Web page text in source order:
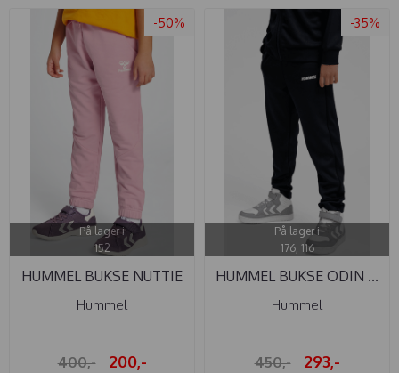
-50%
På lager i
152
HUMMEL BUKSE NUTTIE
ZEPHYR
Hummel
400,- 200,-
-35%
På lager i
176, 116
HUMMEL BUKSE ODIN ...
Hummel
450,- 293,-